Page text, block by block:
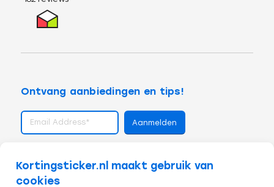
Kortingsticker.nl maakt gebruik van
cookies
Ontvang aanbiedingen en tips!